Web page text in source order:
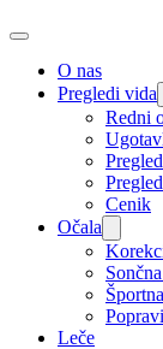
O nas
Pregledi vida
Redni
Cenik
Očala
Leče